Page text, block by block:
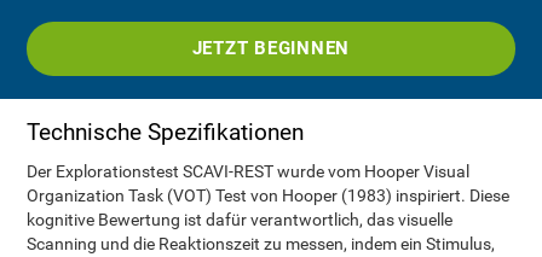
JETZT BEGINNEN
Technische Spezifikationen
Der Explorationstest SCAVI-REST wurde vom Hooper Visual
Organization Task (VOT) Test von Hooper (1983) inspiriert. Diese
kognitive Bewertung ist dafür verantwortlich, das visuelle
Scanning und die Reaktionszeit zu messen, indem ein Stimulus,